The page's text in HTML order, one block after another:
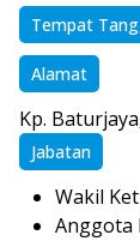
Tempat
Alamat
Kp.
Jabatan
Wakil
Anggota